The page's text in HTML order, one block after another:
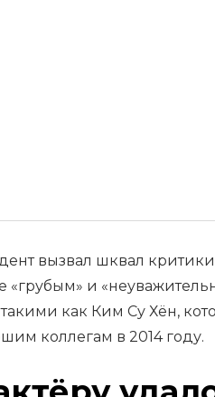
вызвал шквал
«грубым» и
как Ким Су Хён,
коллегам в 2014 году.